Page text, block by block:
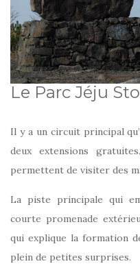
Le Parc Jéju
Il y a un circuit principal
deux extensions
permettent de visiter des
La piste principale qui
courte promenade
qui explique la formation
plein de petites surprises.